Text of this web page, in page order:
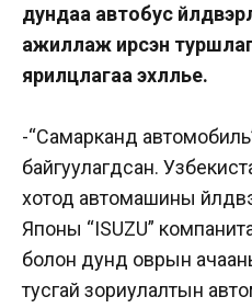
дундаа автобус
ажиллаж ирсэн
ярилцлагаа эхлүүлье.
-“Самарканд
байгуулагдсан.
хотод автомашины
Японы “ISUZU”
болон дунд оврын
тусгай зориулалтын